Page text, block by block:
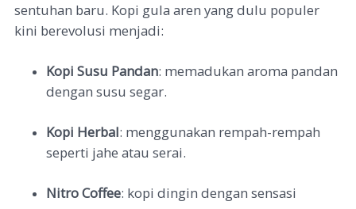
sentuhan baru. Kopi gula aren yang dulu populer
kini berevolusi menjadi:
Kopi Susu Pandan: memadukan aroma pandan
dengan susu segar.
Kopi Herbal: menggunakan rempah-rempah
seperti jahe atau serai.
Nitro Coffee: kopi dingin dengan sensasi